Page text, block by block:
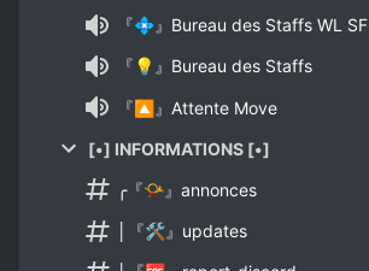
『💠』Bureau des Staffs WL SF
『💡』Bureau des Staffs
『🔼』Attente Move
[•] INFORMATIONS [•]
╭『📯』annonces
│『🛠』updates